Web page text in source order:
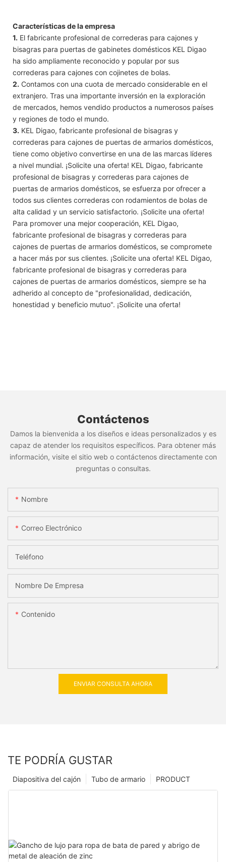
Características de la empresa
1. El fabricante profesional de correderas para cajones y
bisagras para puertas de gabinetes domésticos KEL Digao
ha sido ampliamente reconocido y popular por sus
correderas para cajones con cojinetes de bolas.
2. Contamos con una cuota de mercado considerable en el
extranjero. Tras una importante inversión en la exploración
de mercados, hemos vendido productos a numerosos países
y regiones de todo el mundo.
3. KEL Digao, fabricante profesional de bisagras y
correderas para cajones de puertas de armarios domésticos,
tiene como objetivo convertirse en una de las marcas líderes
a nivel mundial. ¡Solicite una oferta! KEL Digao, fabricante
profesional de bisagras y correderas para cajones de
puertas de armarios domésticos, se esfuerza por ofrecer a
todos sus clientes correderas con rodamientos de bolas de
alta calidad y un servicio satisfactorio. ¡Solicite una oferta!
Para promover una mejor cooperación, KEL Digao,
fabricante profesional de bisagras y correderas para
cajones de puertas de armarios domésticos, se compromete
a hacer más por sus clientes. ¡Solicite una oferta! KEL Digao,
fabricante profesional de bisagras y correderas para
cajones de puertas de armarios domésticos, siempre se ha
adherido al concepto de "profesionalidad, dedicación,
honestidad y beneficio mutuo". ¡Solicite una oferta!
Contáctenos
Damos la bienvenida a los diseños e ideas personalizados y es
capaz de atender los requisitos específicos. Para obtener más
información, visite el sitio web o contáctenos directamente con
preguntas o consultas.
Nombre
Correo Electrónico
Teléfono
Nombre De Empresa
Contenido
ENVIAR CONSULTA AHORA
TE PODRÍA GUSTAR
PRODUCT
Tubo de armario
Diapositiva del cajón